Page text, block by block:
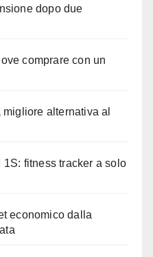
dopo due
comprare con un
alternativa al
fitness tracker a solo
economico dalla